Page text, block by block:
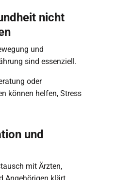
nicht
und
sind essenziell.
oder
können helfen, Stress
und
mit Ärzten,